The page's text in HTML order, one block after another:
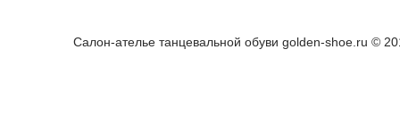
Салон-ателье танцевальной обуви golden-shoe.ru ©